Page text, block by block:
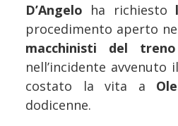
D’Angelo ha richiesto
procedimento aperto
macchinisti del
nell’incidente avvenuto il
costato la vita a
dodicenne.